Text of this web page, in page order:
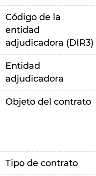
Código de la
entidad
adjudicadora (DIR3)
Entidad
adjudicadora
Objeto del contrato
Tipo de contrato